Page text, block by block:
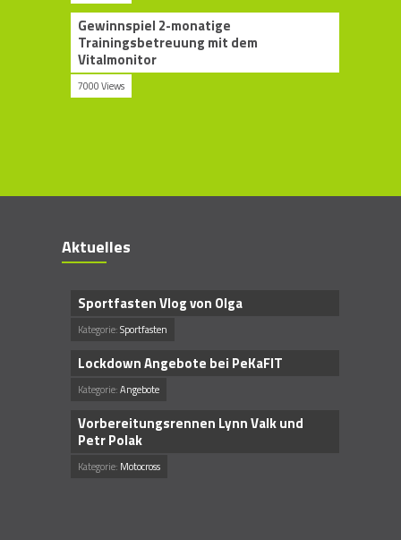
Gewinnspiel 2-monatige
Trainingsbetreuung mit dem
Vitalmonitor
7000 Views
Aktuelles
Sportfasten Vlog von Olga
Kategorie:Sportfasten
Lockdown Angebote bei PeKaFIT
Kategorie:Angebote
Vorbereitungsrennen Lynn Valk und
Petr Polak
Kategorie: Motocross